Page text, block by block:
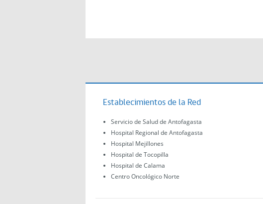
Establecimientos de la Red
Servicio de Salud de Antofagasta
Hospital Regional de Antofagasta
Hospital Mejillones
Hospital de Tocopilla
Hospital de Calama
Centro Oncológico Norte